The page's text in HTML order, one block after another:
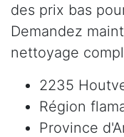
des prix bas
Demandez
nettoyage
2235
Région
Province